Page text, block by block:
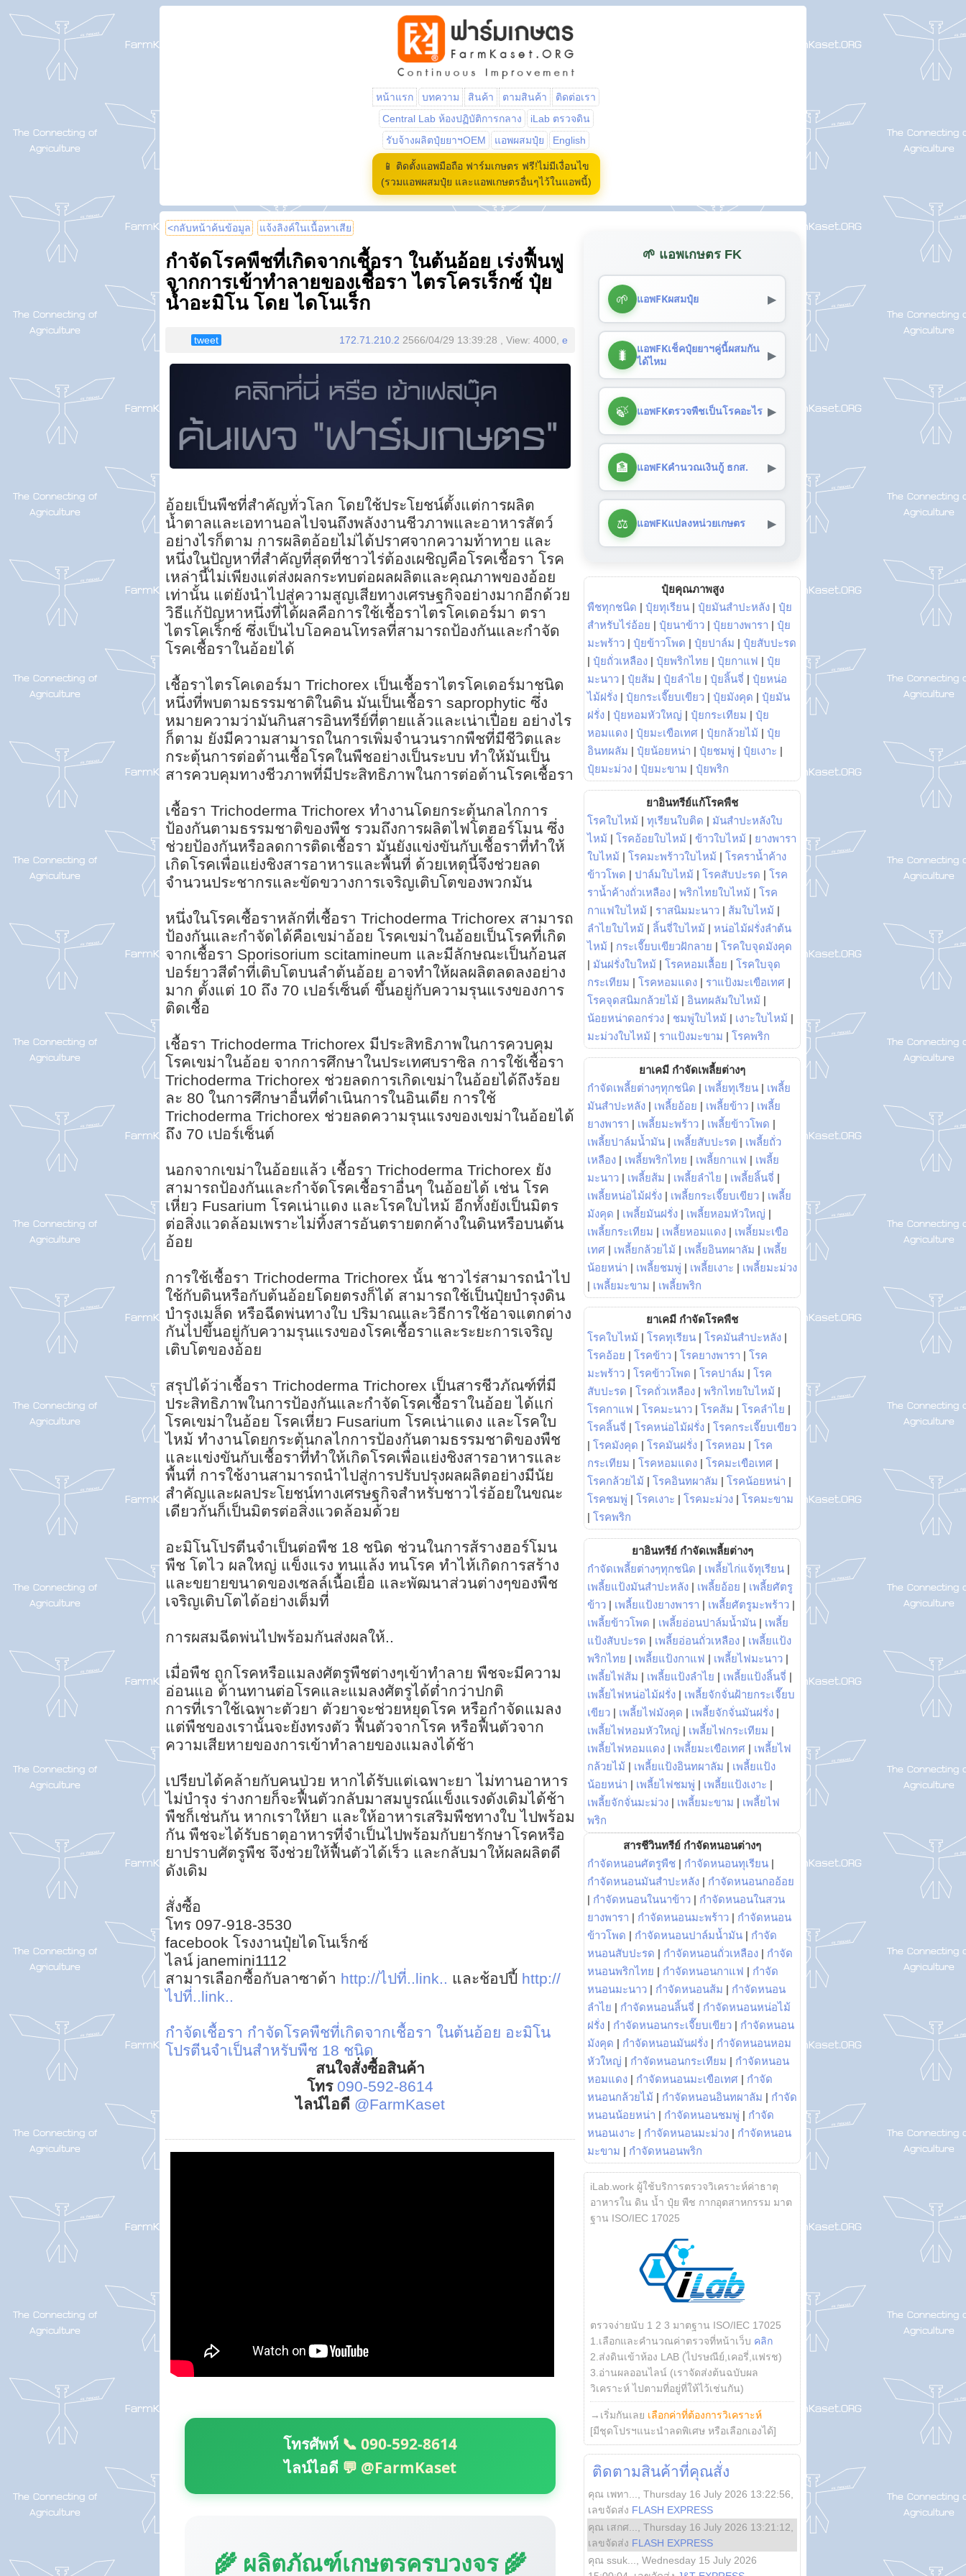
หน้าแรก บทความ สินค้า ตามสินค้า
ติดต่อเรา
Central Lab ห้องปฏิบัติการกลาง
iLab ตรวจดิน
รับจ้างผลิตปุ๋ยยาฯOEM
แอพผสมปุ๋ย English
📱 ติดตั้งแอพมือถือ ฟาร์มเกษตร ฟรี!ไม่มีเงื่อนไข
(รวมแอพผสมปุ๋ย และแอพเกษตรอื่นๆไว้ในแอพนี้)
<กลับหน้าค้นข้อมูล แจ้งลิงค์ในเนื้อหาเสีย
กำจัดโรคพืชที่เกิดจากเชื้อรา ในต้นอ้อย เร่งฟื้นฟู
จากการเข้าทำลายของเชื้อรา ไตรโครเร็กซ์ ปุ๋ย
น้ำอะมิโน โดย ไดโนเร็ก
tweet 172.71.210.2 2566/04/29 13:39:28 , View: 4000, e
อ้อยเป็นพืชที่สำคัญทั่วโลก โดยใช้ประโยชน์ตั้งแต่การผลิต
น้ำตาลและเอทานอลไปจนถึงพลังงานชีวภาพและอาหารสัตว์
อย่างไรก็ตาม การผลิตอ้อยไม่ได้ปราศจากความท้าทาย และ
หนึ่งในปัญหาที่สำคัญที่สุดที่ชาวไร่ต้องเผชิญคือโรคเชื้อรา โรค
เหล่านี้ไม่เพียงแต่ส่งผลกระทบต่อผลผลิตและคุณภาพของอ้อย
เท่านั้น แต่ยังนำไปสู่ความสูญเสียทางเศรษฐกิจอย่างมากอีกด้วย
วิธีแก้ปัญหาหนึ่งที่ได้ผลคือการใช้เชื้อราไตรโคเดอร์มา ตรา
ไตรโคเร็กซ์ ซึ่งเป็นไบโอคอนโทรลที่สามารถป้องกันและกำจัด
โรคเชื้อราในอ้อยได้
เชื้อราไตรโคเดอร์มา Trichorex เป็นเชื้อราไตรโคเดอร์มาชนิด
หนึ่งที่พบตามธรรมชาติในดิน มันเป็นเชื้อรา saprophytic ซึ่ง
หมายความว่ามันกินสารอินทรีย์ที่ตายแล้วและเน่าเปื่อย อย่างไร
ก็ตาม ยังมีความสามารถในการเพิ่มจำนวนรากพืชที่มีชีวิตและ
กระตุ้นการต่อต้านเชื้อโรคในพืชอย่างเป็นระบบ ทำให้มันเป็น
สารควบคุมทางชีวภาพที่มีประสิทธิภาพในการต่อต้านโรคเชื้อรา
เชื้อรา Trichoderma Trichorex ทำงานโดยกระตุ้นกลไกการ
ป้องกันตามธรรมชาติของพืช รวมถึงการผลิตไฟโตฮอร์โมน ซึ่ง
ช่วยป้องกันหรือลดการติดเชื้อรา มันยังแข่งขันกับเชื้อราที่ทำให้
เกิดโรคเพื่อแย่งชิงสารอาหารและพื้นที่ ด้วยเหตุนี้จึงช่วยลด
จำนวนประชากรและขัดขวางการเจริญเติบโตของพวกมัน
หนึ่งในโรคเชื้อราหลักที่เชื้อรา Trichoderma Trichorex สามารถ
ป้องกันและกำจัดได้คือเขม่าอ้อย โรคเขม่าในอ้อยเป็นโรคที่เกิด
จากเชื้อรา Sporisorium scitamineum และมีลักษณะเป็นก้อนส
ปอร์ยาวสีดำที่เติบโตบนลำต้นอ้อย อาจทำให้ผลผลิตลดลงอย่าง
มาก ตั้งแต่ 10 ถึง 70 เปอร์เซ็นต์ ขึ้นอยู่กับความรุนแรงของการ
ติดเชื้อ
เชื้อรา Trichoderma Trichorex มีประสิทธิภาพในการควบคุม
โรคเขม่าในอ้อย จากการศึกษาในประเทศบราซิล การใช้เชื้อรา
Trichoderma Trichorex ช่วยลดการเกิดเขม่าในอ้อยได้ถึงร้อย
ละ 80 ในการศึกษาอื่นที่ดำเนินการในอินเดีย การใช้
Trichoderma Trichorex ช่วยลดความรุนแรงของเขม่าในอ้อยได้
ถึง 70 เปอร์เซ็นต์
นอกจากเขม่าในอ้อยแล้ว เชื้อรา Trichoderma Trichorex ยัง
สามารถป้องกันและกำจัดโรคเชื้อราอื่นๆ ในอ้อยได้ เช่น โรค
เหี่ยว Fusarium โรคเน่าแดง และโรคใบไหม้ อีกทั้งยังเป็นมิตร
ต่อสิ่งแวดล้อมเพราะไม่ทิ้งสารอันตรายตกค้างในดินหรือบนต้น
อ้อย
การใช้เชื้อรา Trichoderma Trichorex นั้น ชาวไร่สามารถนำไป
ใช้กับดินหรือกับต้นอ้อยโดยตรงก็ได้ สามารถใช้เป็นปุ๋ยบำรุงดิน
บำรุงเมล็ด หรือฉีดพ่นทางใบ ปริมาณและวิธีการใช้อาจแตกต่าง
กันไปขึ้นอยู่กับความรุนแรงของโรคเชื้อราและระยะการเจริญ
เติบโตของอ้อย
สรุปได้ว่าเชื้อรา Trichoderma Trichorex เป็นสารชีวภัณฑ์ที่มี
ประสิทธิภาพในการป้องกันและกำจัดโรคเชื้อราในอ้อย ได้แก่
โรคเขม่าในอ้อย โรคเหี่ยว Fusarium โรคเน่าแดง และโรคใบ
ไหม้ ทำงานโดยกระตุ้นกลไกการป้องกันตามธรรมชาติของพืช
และแข่งขันกับเชื้อราที่ทำให้เกิดโรคเพื่อแย่งชิงสารอาหารและ
พื้นที่ การใช้งานสามารถนำไปสู่การปรับปรุงผลผลิตอย่างมีนัย
สำคัญและผลประโยชน์ทางเศรษฐกิจสำหรับชาวไร่อ้อยในขณะ
เดียวกันก็เป็นมิตรต่อสิ่งแวดล้อมด้วย
อะมิโนโปรตีนจำเป็นต่อพืช 18 ชนิด ช่วนในการส้รางฮอร์โมน
พืช โตไว ผลใหญ่ แข็งแรง ทนแล้ง ทนโรค ทำไห้เกิดการสร้าง
และขยายขนาดของเซลล์เนื้อเยื่อ และพัฒนาส่วนต่างๆของพืช
เจริญเติบโตได้อย่างเต็มที่
การผสมฉีดพ่นไปพร้อมกันส่งผลให้..
เมื่อพืช ถูกโรคหรือแมลงศัตรูพืชต่างๆเข้าทำลาย พืชจะมีความ
อ่อนแอ ต้านทานต่อโรคและแมลงศัตรูได้ต่ำกว่าปกติ
การที่เราใช้เฉพาะตัวยา ตัวยาจะช่วยหยุดโรค หรือกำจัดแมลง
แต่พืชของเรานั้นจะยังทรงตัว ฟื้นตัวจากโรค หรือฟื้นตัวจาก
ความเสียหายของการเข้าทำลายของแมลงได้ช้า
เปรียบได้คล้ายกับคนป่วย หากได้รับแต่เฉพาะยา ไม่ทานอาหาร
ไม่บำรุง ร่างกายก็จะฟื้นตัวกลับมาสมบูรณ์แข็งแรงดังเดิมได้ช้า
พืชก็เช่นกัน หากเราให้ยา และให้อาหารเสริมพืชทางใบ ไปพร้อม
กัน พืชจะได้รับธาตุอาหารที่จำเป็นไปพร้อมกับยารักษาโรคหรือ
ยาปราบศัตรูพืช จึงช่วยให้ฟื้นตัวได้เร็ว และกลับมาให้ผลผลิตดี
ดังเดิม
สั่งซื้อ
โทร 097-918-3530
facebook โรงงานปุ๋ยไดโนเร็กซ์
ไลน์ janemini1112
สามารเลือกซื้อกับลาซาด้า http://ไปที่..link.. และช้อปปี้ http://
ไปที่..link..
กำจัดเชื้อรา กำจัดโรคพืชที่เกิดจากเชื้อรา ในต้นอ้อย อะมิโน
โปรตีนจำเป็นสำหรับพืช 18 ชนิด
สนใจสั่งซื้อสินค้า
โทร 090-592-8614
ไลน์ไอดี @FarmKaset
โทรศัพท์ 📞 090-592-8614
ไลน์ไอดี 💬 @FarmKaset
🌾 ผลิตภัณฑ์เกษตรครบวงจร 🌾
🌱 แอพเกษตร FK
🌱 แอพFKผสมปุ๋ย ▶
🐛
แอพFKเช็คปุ๋ยยาฯคู่นี้ผสมกัน
ได้ไหม
▶
🍃 แอพFKตรวจพืชเป็นโรคอะไร ▶
🏦 แอพFKคำนวณเงินกู้ ธกส. ▶
⚖️ แอพFKแปลงหน่วยเกษตร ▶
ปุ๋ยคุณภาพสูง
พืชทุกชนิด | ปุ๋ยทุเรียน | ปุ๋ยมันสำปะหลัง | ปุ๋ย
สำหรับไร่อ้อย | ปุ๋ยนาข้าว | ปุ๋ยยางพารา | ปุ๋ย
มะพร้าว | ปุ๋ยข้าวโพด | ปุ๋ยปาล์ม | ปุ๋ยสับปะรด
| ปุ๋ยถั่วเหลือง | ปุ๋ยพริกไทย | ปุ๋ยกาแฟ | ปุ๋ย
มะนาว | ปุ๋ยส้ม | ปุ๋ยลำไย | ปุ๋ยลิ้นจี่ | ปุ๋ยหน่อ
ไม้ฝรั่ง | ปุ๋ยกระเจี๊ยบเขียว | ปุ๋ยมังคุด | ปุ๋ยมัน
ฝรั่ง | ปุ๋ยหอมหัวใหญ่ | ปุ๋ยกระเทียม | ปุ๋ย
หอมแดง | ปุ๋ยมะเขือเทศ | ปุ๋ยกล้วยไม้ | ปุ๋ย
อินทผลัม | ปุ๋ยน้อยหน่า | ปุ๋ยชมพู่ | ปุ๋ยเงาะ |
ปุ๋ยมะม่วง | ปุ๋ยมะขาม | ปุ๋ยพริก
ยาอินทรีย์แก้โรคพืช
โรคใบไหม้ | ทุเรียนใบติด | มันสำปะหลังใบ
ไหม้ | โรคอ้อยใบไหม้ | ข้าวใบไหม้ | ยางพารา
ใบไหม้ | โรคมะพร้าวใบไหม้ | โรคราน้ำค้าง
ข้าวโพด | ปาล์มใบไหม้ | โรคสับปะรด | โรค
ราน้ำค้างถั่วเหลือง | พริกไทยใบไหม้ | โรค
กาแฟใบไหม้ | ราสนิมมะนาว | ส้มใบไหม้ |
ลำไยใบไหม้ | ลิ้นจี่ใบไหม้ | หน่อไม้ฝรั่งลำต้น
ไหม้ | กระเจี๊ยบเขียวฝักลาย | โรคใบจุดมังคุด
| มันฝรั่งใบใหม้ | โรคหอมเลื้อย | โรคใบจุด
กระเทียม | โรคหอมแดง | ราแป้งมะเขือเทศ |
โรคจุดสนิมกล้วยไม้ | อินทผลัมใบไหม้ |
น้อยหน่าดอกร่วง | ชมพู่ใบไหม้ | เงาะใบไหม้ |
มะม่วงใบไหม้ | ราแป้งมะขาม | โรคพริก
ยาเคมี กำจัดเพลี้ยต่างๆ
กำจัดเพลี้ยต่างๆทุกชนิด | เพลี้ยทุเรียน | เพลี้ย
มันสำปะหลัง | เพลี้ยอ้อย | เพลี้ยข้าว | เพลี้ย
ยางพารา | เพลี้ยมะพร้าว | เพลี้ยข้าวโพด |
เพลี้ยปาล์มน้ำมัน | เพลี้ยสับปะรด | เพลี้ยถั่ว
เหลือง | เพลี้ยพริกไทย | เพลี้ยกาแฟ | เพลี้ย
มะนาว | เพลี้ยส้ม | เพลี้ยลำไย | เพลี้ยลิ้นจี่ |
เพลี้ยหน่อไม้ฝรั่ง | เพลี้ยกระเจี๊ยบเขียว | เพลี้ย
มังคุด | เพลี้ยมันฝรั่ง | เพลี้ยหอมหัวใหญ่ |
เพลี้ยกระเทียม | เพลี้ยหอมแดง | เพลี้ยมะเขือ
เทศ | เพลี้ยกล้วยไม้ | เพลี้ยอินทผาลัม | เพลี้ย
น้อยหน่า | เพลี้ยชมพู่ | เพลี้ยเงาะ | เพลี้ยมะม่วง
| เพลี้ยมะขาม | เพลี้ยพริก
ยาเคมี กำจัดโรคพืช
โรคใบไหม้ | โรคทุเรียน | โรคมันสำปะหลัง |
โรคอ้อย | โรคข้าว | โรคยางพารา | โรค
มะพร้าว | โรคข้าวโพด | โรคปาล์ม | โรค
สับปะรด | โรคถั่วเหลือง | พริกไทยใบไหม้ |
โรคกาแฟ | โรคมะนาว | โรคส้ม | โรคลำไย |
โรคลิ้นจี่ | โรคหน่อไม้ฝรั่ง | โรคกระเจี๊ยบเขียว
| โรคมังคุด | โรคมันฝรั่ง | โรคหอม | โรค
กระเทียม | โรคหอมแดง | โรคมะเขือเทศ |
โรคกล้วยไม้ | โรคอินทผาลัม | โรคน้อยหน่า |
โรคชมพู่ | โรคเงาะ | โรคมะม่วง | โรคมะขาม
| โรคพริก
ยาอินทรีย์ กำจัดเพลี้ยต่างๆ
กำจัดเพลี้ยต่างๆทุกชนิด | เพลี้ยไก่แจ้ทุเรียน |
เพลี้ยแป้งมันสำปะหลัง | เพลี้ยอ้อย | เพลี้ยศัตรู
ข้าว | เพลี้ยแป้งยางพารา | เพลี้ยศัตรูมะพร้าว |
เพลี้ยข้าวโพด | เพลี้ยอ่อนปาล์มน้ำมัน | เพลี้ย
แป้งสับปะรด | เพลี้ยอ่อนถั่วเหลือง | เพลี้ยแป้ง
พริกไทย | เพลี้ยแป้งกาแฟ | เพลี้ยไฟมะนาว |
เพลี้ยไฟส้ม | เพลี้ยแป้งลำไย | เพลี้ยแป้งลิ้นจี่ |
เพลี้ยไฟหน่อไม้ฝรั่ง | เพลี้ยจักจั่นฝ้ายกระเจี๊ยบ
เขียว | เพลี้ยไฟมังคุด | เพลี้ยจักจั่นมันฝรั่ง |
เพลี้ยไฟหอมหัวใหญ่ | เพลี้ยไฟกระเทียม |
เพลี้ยไฟหอมแดง | เพลี้ยมะเขือเทศ | เพลี้ยไฟ
กล้วยไม้ | เพลี้ยแป้งอินทผาลัม | เพลี้ยแป้ง
น้อยหน่า | เพลี้ยไฟชมพู่ | เพลี้ยแป้งเงาะ |
เพลี้ยจักจั่นมะม่วง | เพลี้ยมะขาม | เพลี้ยไฟ
พริก
สารชีวินทรีย์ กำจัดหนอนต่างๆ
กำจัดหนอนศัตรูพืช | กำจัดหนอนทุเรียน |
กำจัดหนอนมันสำปะหลัง | กำจัดหนอนกออ้อย
| กำจัดหนอนในนาข้าว | กำจัดหนอนในสวน
ยางพารา | กำจัดหนอนมะพร้าว | กำจัดหนอน
ข้าวโพด | กำจัดหนอนปาล์มน้ำมัน | กำจัด
หนอนสับปะรด | กำจัดหนอนถั่วเหลือง | กำจัด
หนอนพริกไทย | กำจัดหนอนกาแฟ | กำจัด
หนอนมะนาว | กำจัดหนอนส้ม | กำจัดหนอน
ลำไย | กำจัดหนอนลิ้นจี่ | กำจัดหนอนหน่อไม้
ฝรั่ง | กำจัดหนอนกระเจี๊ยบเขียว | กำจัดหนอน
มังคุด | กำจัดหนอนมันฝรั่ง | กำจัดหนอนหอม
หัวใหญ่ | กำจัดหนอนกระเทียม | กำจัดหนอน
หอมแดง | กำจัดหนอนมะเขือเทศ | กำจัด
หนอนกล้วยไม้ | กำจัดหนอนอินทผาลัม | กำจัด
หนอนน้อยหน่า | กำจัดหนอนชมพู่ | กำจัด
หนอนเงาะ | กำจัดหนอนมะม่วง | กำจัดหนอน
มะขาม | กำจัดหนอนพริก
iLab.work ผู้ใช้บริการตรวจวิเคราะห์ค่าธาตุ
อาหารใน ดิน น้ำ ปุ๋ย พืช กากอุตสาหกรรม มาต
ฐาน ISO/IEC 17025
ตรวจง่ายนับ 1 2 3 มาตฐาน ISO/IEC 17025
1.เลือกและคำนวณค่าตรวจที่หน้าเว็บ คลิก
2.ส่งดินเข้าห้อง LAB (ไปรษณีย์,เคอรี่,แฟรช)
3.อ่านผลออนไลน์ (เราจัดส่งต้นฉบับผล
วิเคราะห์ ไปตามที่อยู่ที่ให้ไว้เช่นกัน)
→เริ่มกันเลย เลือกค่าที่ต้องการวิเคราะห์
[มีชุดโปรฯแนะนำลดพิเศษ หรือเลือกเองได้]
ติดตามสินค้าที่คุณสั่ง
คุณ เพทา... Thursday 16 July 2026 13:22:56
เลขจัดส่ง FLASH EXPRESS
คุณ เสกศ...
Thursday 16 July 2026 13:21:12
เลขจัดส่ง FLASH EXPRESS
คุณ ssuk...
Wednesday 15 July 2026